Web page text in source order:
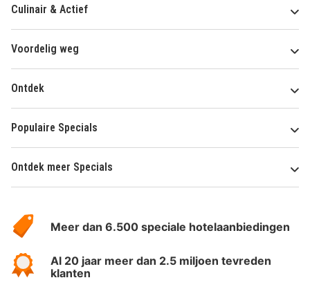
Culinair & Actief
Voordelig weg
Ontdek
Populaire Specials
Ontdek meer Specials
HotelSpecials
Meer dan 6.500 speciale hotelaanbiedingen
Al 20 jaar meer dan 2.5 miljoen tevreden
klanten